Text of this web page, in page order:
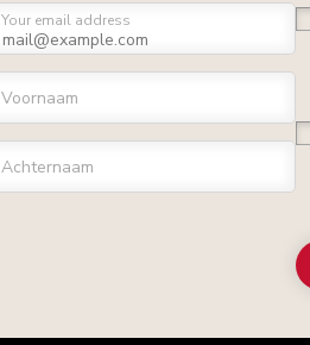
Your email address
Voornaam
Achternaam